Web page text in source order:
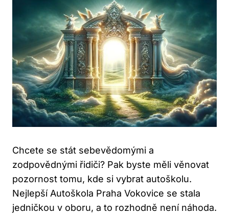
Chcete se stát sebevědomými a
zodpovědnými řidiči? Pak byste měli věnovat
pozornost tomu, kde si vybrat autoškolu.
Nejlepší Autoškola Praha Vokovice se stala
jedničkou v oboru, a to rozhodně není náhoda.